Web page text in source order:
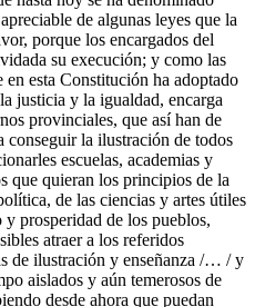
de algunas leyes que la
porque los encargados del
su execución; y como las
en esta Constitución ha adoptado
justicia y la igualdad, encarga
provinciales, que así han de
conseguir la ilustración de todos
escuelas, academias y
que quieran los principios de la
de las ciencias y artes útiles
y prosperidad de los pueblos,
atraer a los referidos
de ilustración y enseñanza /… / y
aislados y aún temerosos de
desde ahora que puedan